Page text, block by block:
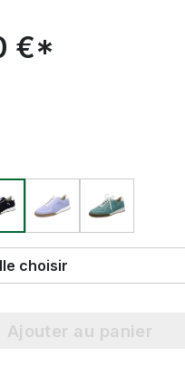
€*
Select Taille choisir
Ajouter au panier